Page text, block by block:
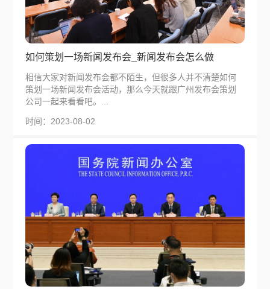
如何策划一场新闻发布会_新闻发布会怎么做
相信大家对新闻发布会都不陌生，但很多人并不清楚如何
策划一场新闻发布会活动，那么今天就跟广州发布会策划
公司一起来看看吧。...
时间：2023-08-02